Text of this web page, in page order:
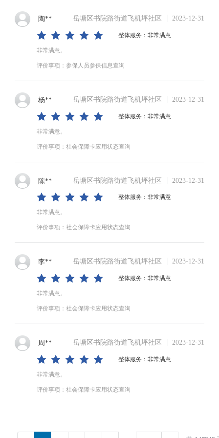
陶** 岳塘区书院路街道飞机坪社区 2023-12-31
整体服务：非常满意
非常满意。
评价事项：参保人员参保信息查询
杨** 岳塘区书院路街道飞机坪社区 2023-12-31
整体服务：非常满意
非常满意。
评价事项：社会保障卡应用状态查询
陈** 岳塘区书院路街道飞机坪社区 2023-12-31
整体服务：非常满意
非常满意。
评价事项：社会保障卡应用状态查询
李** 岳塘区书院路街道飞机坪社区 2023-12-31
整体服务：非常满意
非常满意。
评价事项：社会保障卡应用状态查询
周** 岳塘区书院路街道飞机坪社区 2023-12-31
整体服务：非常满意
非常满意。
评价事项：社会保障卡应用状态查询